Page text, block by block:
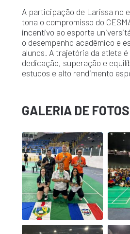
A participação de Larissa no
tona o compromisso do
incentivo ao esporte
o desempenho acadêmico e
alunos. A trajetória da atleta é
dedicação, superação e
estudos e alto rendimento
GALERIA DE FOTOS